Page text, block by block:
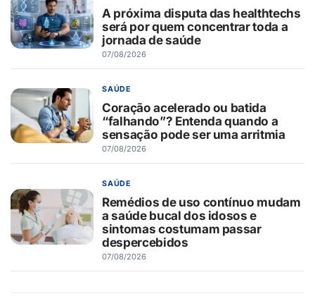
A próxima disputa das healthtechs
será por quem concentrar toda a
jornada de saúde
07/08/2026
SAÚDE
Coração acelerado ou batida
“falhando”? Entenda quando a
sensação pode ser uma arritmia
07/08/2026
SAÚDE
Remédios de uso contínuo mudam
a saúde bucal dos idosos e
sintomas costumam passar
despercebidos
07/08/2026